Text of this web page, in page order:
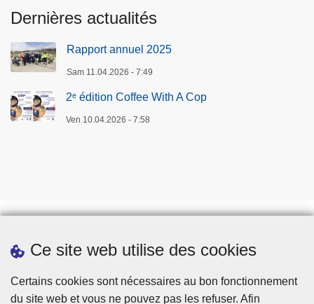
Ce site web utilise des cookies
Certains cookies sont nécessaires au bon fonctionnement
du site web et vous ne pouvez pas les refuser. Afin
Dernières actualités
Rapport annuel 2025
Sam 11.04.2026 - 7:49
2ᵉ édition Coffee With A Cop
Ven 10.04.2026 - 7:58
Téléchargements
Presse